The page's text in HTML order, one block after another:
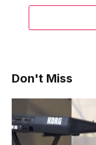
Don't Miss